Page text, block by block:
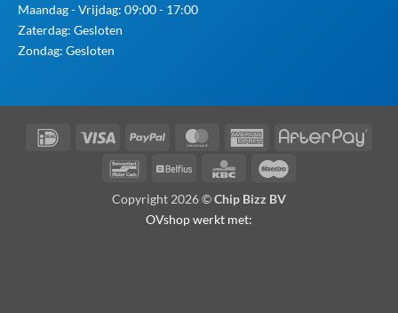
Maandag - Vrijdag: 09:00 - 17:00
Zaterdag: Gesloten
Zondag: Gesloten
IDeal Visa PayPal MasterCardAmerican
BancontactBelfius KBC
Copyright 2026 ©Chip Bizz BV
OVshop werkt met: